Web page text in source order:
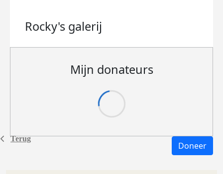
Terug
Rocky's galerij
Mijn donateurs
Doneer